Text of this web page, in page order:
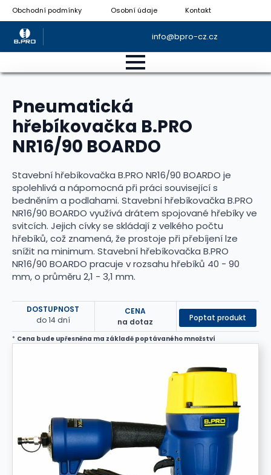
Obchodní podmínky Osobní údaje Kontakt
info@bpro-cz.cz
Pneumatická
hřebíkovačka B.PRO
NR16/90 BOARDO
Stavební hřebíkovačka B.PRO NR16/90 BOARDO je
spolehlivá a nápomocná při práci související s
bedněním a podlahami. Stavební hřebíkovačka B.PRO
NR16/90 BOARDO využívá drátem spojované hřebíky ve
svitcích. Jejich cívky se skládají z velkého počtu
hřebíků, což znamená, že prostoje při přebíjení lze
snížit na minimum. Stavební hřebíkovačka B.PRO
NR16/90 BOARDO pracuje v rozsahu hřebíků 40 - 90
mm, o průměru 2,1 - 3,1 mm.
DOSTUPNOST
do 14 dní
CENA
na dotaz
Poptat produkt
* Cena bude upřesněna ma základě poptávaného množství